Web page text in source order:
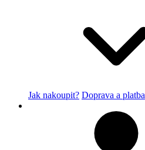
Jak nakoupit? Doprava a platba